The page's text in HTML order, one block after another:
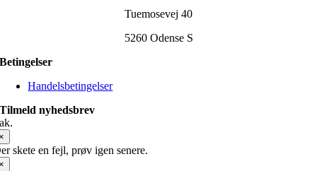
Tuemosevej 40
5260 Odense S
Betingelser
Handelsbetingelser
Tilmeld nyhedsbrev
skete en fejl, prøv igen senere.